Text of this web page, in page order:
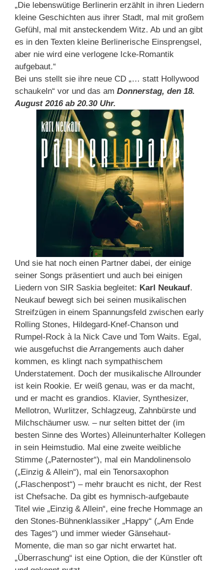
„Die lebenswütige Berlinerin erzählt in ihren Liedern
kleine Geschichten aus ihrer Stadt, mal mit großem
Gefühl, mal mit ansteckendem Witz. Ab und an gibt
es in den Texten kleine Berlinerische Einsprengsel,
aber nie wird eine verlogene Icke-Romantik
aufgebaut.“
Bei uns stellt sie ihre neue CD „… statt Hollywood
schaukeln“ vor und das am Donnerstag, den 18.
August 2016 ab 20.30 Uhr.
Und sie hat noch einen Partner dabei, der einige
seiner Songs präsentiert und auch bei einigen
Liedern von SIR Saskia begleitet: Karl Neukauf.
Neukauf bewegt sich bei seinen musikalischen
Streifzügen in einem Spannungsfeld zwischen early
Rolling Stones, Hildegard-Knef-Chanson und
Rumpel-Rock à la Nick Cave und Tom Waits. Egal,
wie ausgefuchst die Arrangements auch daher
kommen, es klingt nach sympathischem
Understatement. Doch der musikalische Allrounder
ist kein Rookie. Er weiß genau, was er da macht,
und er macht es grandios. Klavier, Synthesizer,
Mellotron, Wurlitzer, Schlagzeug, Zahnbürste und
Milchschäumer usw. – nur selten bittet der (im
besten Sinne des Wortes) Alleinunterhalter Kollegen
in sein Heimstudio. Mal eine zweite weibliche
Stimme („Paternoster“), mal ein Mandolinensolo
(„Einzig & Allein“), mal ein Tenorsaxophon
(„Flaschenpost“) – mehr braucht es nicht, der Rest
ist Chefsache. Da gibt es hymnisch-aufgebaute
Titel wie „Einzig & Allein“, eine freche Hommage an
den Stones-Bühnenklassiker „Happy“ („Am Ende
des Tages“) und immer wieder Gänsehaut-
Momente, die man so gar nicht erwartet hat.
„Überraschung“ ist eine Option, die der Künstler oft